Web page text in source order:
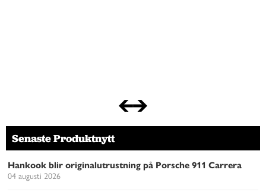
Senaste Produktnytt
Hankook blir originalutrustning på Porsche 911 Carrera
04 augusti 2026